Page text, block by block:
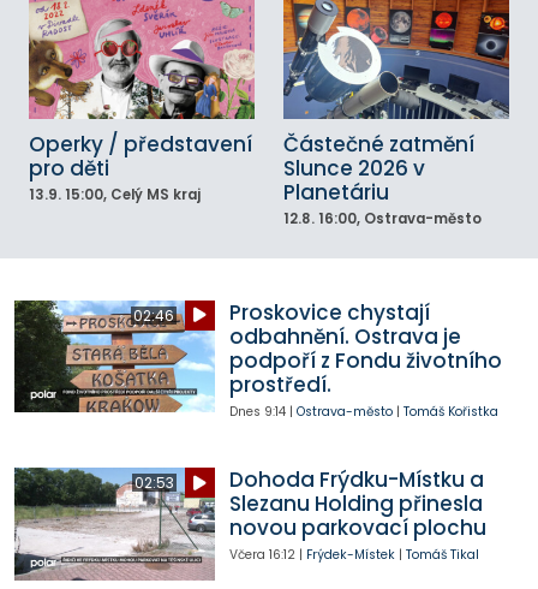
Operky / představení
pro děti
13.9. 15:00, Celý MS kraj
Částečné zatmění
Slunce 2026 v
Planetáriu
12.8. 16:00, Ostrava-město
02:46
Proskovice chystají
odbahnění. Ostrava je
podpoří z Fondu životního
prostředí.
Dnes 9:14| Ostrava-město| Tomáš Kořistka
02:53
Dohoda Frýdku-Místku a
Slezanu Holding přinesla
novou parkovací plochu
Včera 16:12| Frýdek-Místek| Tomáš Tikal